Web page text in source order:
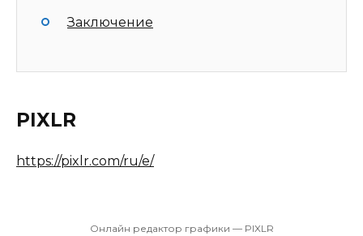
Заключение
PIXLR
https://pixlr.com/ru/e/
Онлайн редактор графики — PIXLR